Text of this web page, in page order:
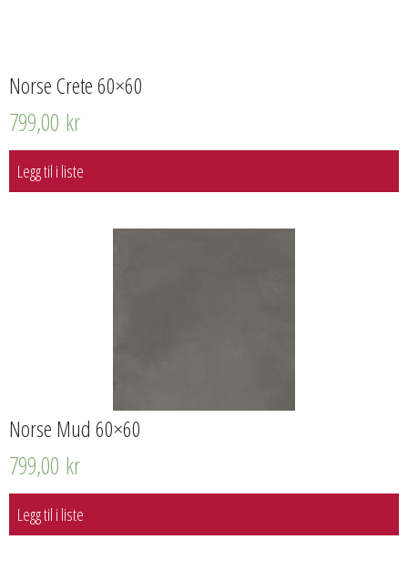
Norse Crete 60×60
799,00 kr
Legg til i liste
Norse Mud 60×60
799,00 kr
Legg til i liste